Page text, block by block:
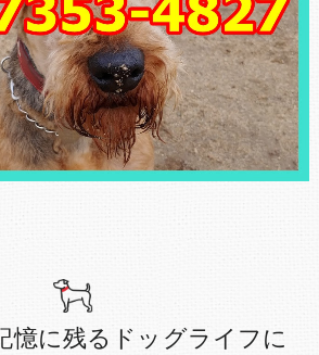
憶に残るドッグライフに